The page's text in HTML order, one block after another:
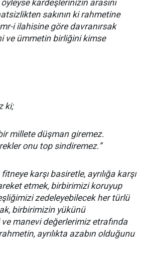
kardeşlerinizin arasını
sakının ki rahmetine
i ilahisine göre davranırsak
ve ümmetin birliğini kimse
ki;
millete düşman giremez.
onu top sindiremez.”
karşı basiretle, ayrılığa karşı
etmek, birbirimizi koruyup
zedeleyebilecek her türlü
birbirimizin yükünü
manevi değerlerimiz etrafında
ayrılıkta azabın olduğunu